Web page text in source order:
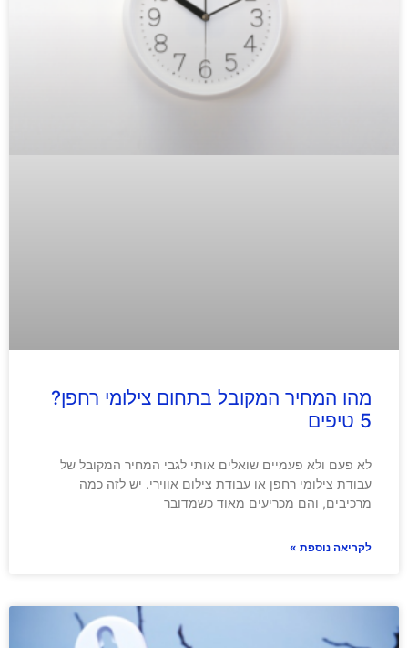
מהו המחיר המקובל בתחום צילומי רחפן?
5 טיפים
לא פעם ולא פעמיים שואלים אותי לגבי המחיר המקובל של
עבודת צילומי רחפן או עבודת צילום אווירי. יש לזה כמה
מרכיבים, והם מכריעים מאוד כשמדובר
לקריאה נוספת »